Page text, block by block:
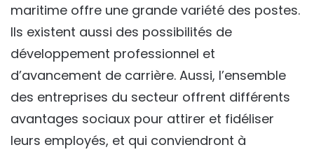
maritime offre une grande variété des postes.
Ils existent aussi des possibilités de
développement professionnel et
d’avancement de carrière. Aussi, l’ensemble
des entreprises du secteur offrent différents
avantages sociaux pour attirer et fidéliser
leurs employés, et qui conviendront à